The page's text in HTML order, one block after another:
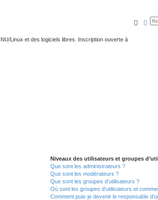
Linux et des logiciels libres. Inscription ouverte à
Niveaux des utilisateurs et groupes
Que sont les administrateurs ?
Que sont les modérateurs ?
Que sont les groupes d’utilisateurs ?
Où sont les groupes d’utilisateurs et
Comment puis-je devenir le responsable